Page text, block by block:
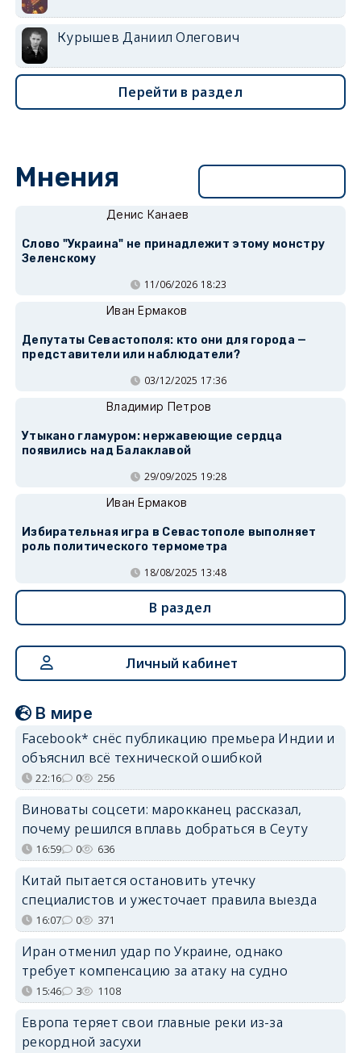
Курышев Даниил Олегович
Перейти в раздел
Мнения
Денис Канаев
Слово "Украина" не принадлежит этому монстру
Зеленскому
11/06/2026 18:23
Иван Ермаков
Депутаты Севастополя: кто они для города —
представители или наблюдатели?
03/12/2025 17:36
Владимир Петров
Утыкано гламуром: нержавеющие сердца
появились над Балаклавой
29/09/2025 19:28
Иван Ермаков
Избирательная игра в Севастополе выполняет
роль политического термометра
18/08/2025 13:48
В раздел
Личный кабинет
В мире
Facebook* снёс публикацию премьера Индии и
объяснил всё технической ошибкой
22:16 0 256
Виноваты соцсети: марокканец рассказал,
почему решился вплавь добраться в Сеуту
16:59 0 636
Китай пытается остановить утечку
специалистов и ужесточает правила выезда
16:07 0 371
Иран отменил удар по Украине, однако
требует компенсацию за атаку на судно
15:46 3 1108
Европа теряет свои главные реки из-за
рекордной засухи